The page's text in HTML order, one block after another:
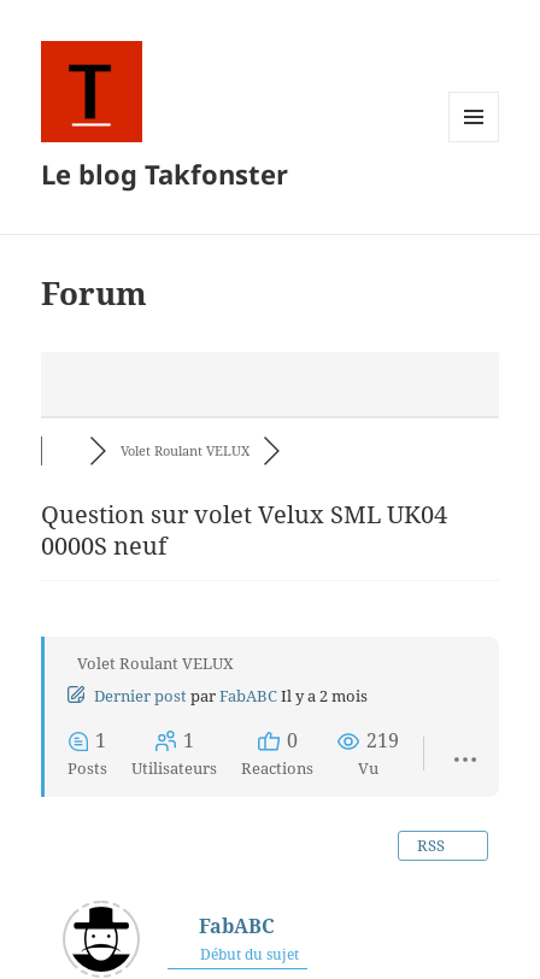
Le blog Takfonster
Forum
Volet Roulant VELUX
Question sur volet Velux SML UK04
0000S neuf
Volet Roulant VELUX
Dernier postparFabABCIl y a 2 mois
1
Posts
1
Utilisateurs
0
Reactions
219
Vu
RSS
FabABC
Début du sujet